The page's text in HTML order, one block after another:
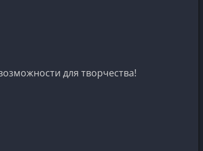
для творчества!